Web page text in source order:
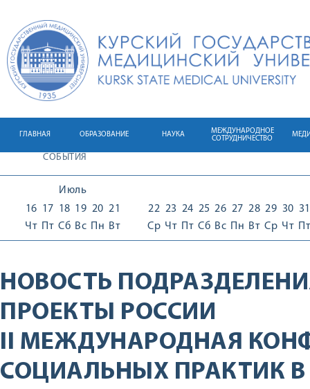
ГЛАВНАЯ ОБРАЗОВАНИЕ НАУКА
МЕЖДУНАРОДНОЕ
СОТРУДНИЧЕСТВО
СОБЫТИЯ
Июль
16
Чт
17
Пт
18
Сб
19
Вс
20
Пн
21
Вт
22
Ср
23
Чт
24
Пт
25
Сб
26
Вс
27
Пн
28
Вт
29
Ср
30
Чт
31
Пт
НОВОСТЬ
ПРОЕКТЫ РОССИИ
II МЕЖДУНАРОДНАЯ
СОЦИАЛЬНЫХ ПРАКТИК